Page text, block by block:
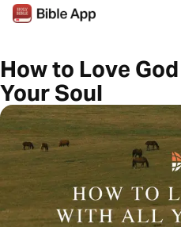
How to Love
Your Soul